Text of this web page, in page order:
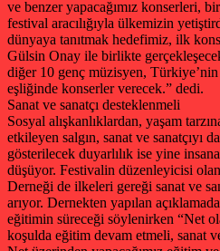
ve benzer yapacağımız konserleri,
festival aracılığıyla ülkemizin
dünyaya tanıtmak hedefimiz, ilk
Gülsin Onay ile birlikte
diğer 10 genç müzisyen, Türkiye’nin
eşliğinde konserler verecek.” dedi.
Sanat ve sanatçı desteklenmeli
Sosyal alışkanlıklardan, yaşam
etkileyen salgın, sanat ve sanatçıyı
gösterilecek duyarlılık ise yine
düşüyor. Festivalin düzenleyicisi
Derneği de ilkeleri gereği sanat ve
arıyor. Dernekten yapılan
eğitimin süreceği söylenirken “Net
koşulda eğitim devam etmeli, sanat